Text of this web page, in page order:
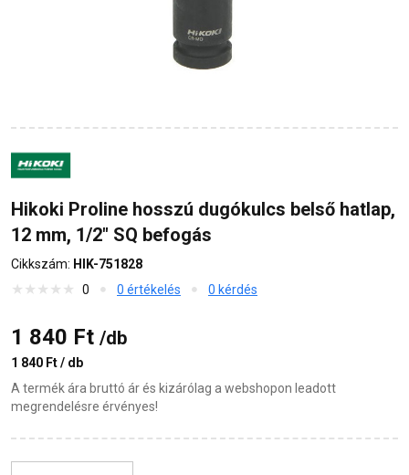
Hikoki Proline hosszú dugókulcs belső hatlap,
12 mm, 1/2" SQ befogás
Cikkszám: HIK-751828
0
0 értékelés 0 kérdés
1 840 Ft /db
1 840 Ft / db
A termék ára bruttó ár és kizárólag a webshopon leadott
megrendelésre érvényes!